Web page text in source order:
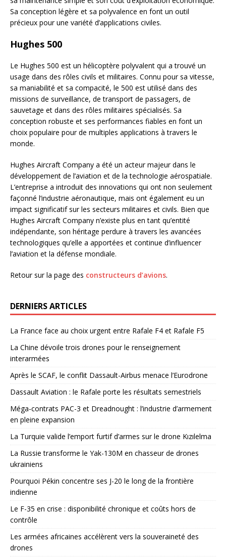
Sa conception légère et sa polyvalence en font un outil
précieux pour une variété d’applications civiles.
Hughes 500
Le Hughes 500 est un hélicoptère polyvalent qui a trouvé un
usage dans des rôles civils et militaires. Connu pour sa vitesse,
sa maniabilité et sa compacité, le 500 est utilisé dans des
missions de surveillance, de transport de passagers, de
sauvetage et dans des rôles militaires spécialisés. Sa
conception robuste et ses performances fiables en font un
choix populaire pour de multiples applications à travers le
monde.
Hughes Aircraft Company a été un acteur majeur dans le
développement de l’aviation et de la technologie aérospatiale.
L’entreprise a introduit des innovations qui ont non seulement
façonné l’industrie aéronautique, mais ont également eu un
impact significatif sur les secteurs militaires et civils. Bien que
Hughes Aircraft Company n’existe plus en tant qu’entité
indépendante, son héritage perdure à travers les avancées
technologiques qu’elle a apportées et continue d’influencer
l’aviation et la défense mondiale.
Retour sur la page des constructeurs d’avions.
DERNIERS ARTICLES
La France face au choix urgent entre Rafale F4 et Rafale F5
La Chine dévoile trois drones pour le renseignement
interarmées
Après le SCAF, le conflit Dassault-Airbus menace l’Eurodrone
Dassault Aviation : le Rafale porte les résultats semestriels
Méga-contrats PAC-3 et Dreadnought : l’industrie d’armement
en pleine expansion
La Turquie valide l’emport furtif d’armes sur le drone Kızılelma
La Russie transforme le Yak-130M en chasseur de drones
ukrainiens
Pourquoi Pékin concentre ses J-20 le long de la frontière
indienne
Le F-35 en crise : disponibilité chronique et coûts hors de
contrôle
Les armées africaines accélèrent vers la souveraineté des
drones